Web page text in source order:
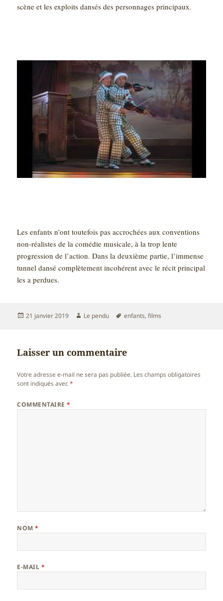
scène et les exploits dansés des personnages principaux.
Les enfants n’ont toutefois pas accrochées aux conventions
non-réalistes de la comédie musicale, à la trop lente
progression de l’action. Dans la deuxième partie, l’immense
tunnel dansé complètement incohérent avec le récit principal
les a perdues.
Publié
21 janvier 2019 Auteur
Le pendu
Mots-
enfants,films
Laisser un commentaire
Votre adresse e-mail ne sera pas publiée. Les champs obligatoires
sont indiqués avec*
COMMENTAIRE*
NOM*
E-MAIL *